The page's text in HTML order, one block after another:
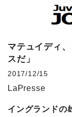
マテュイディ
スだ」
2017/12/15
LaPresse
イングランドの